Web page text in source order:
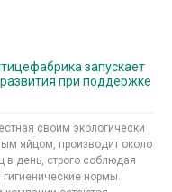
запускает
при поддержке
своим экологически
яйцом, производит около
в день, строго соблюдая
гигиенические нормы.